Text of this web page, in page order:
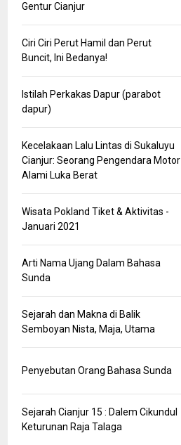
Gentur Cianjur
Ciri Ciri Perut Hamil dan Perut
Buncit, Ini Bedanya!
Istilah Perkakas Dapur (parabot
dapur)
Kecelakaan Lalu Lintas di Sukaluyu
Cianjur: Seorang Pengendara Motor
Alami Luka Berat
Wisata Pokland Tiket & Aktivitas -
Januari 2021
Arti Nama Ujang Dalam Bahasa
Sunda
Sejarah dan Makna di Balik
Semboyan Nista, Maja, Utama
Penyebutan Orang Bahasa Sunda
Sejarah Cianjur 15 : Dalem Cikundul
Keturunan Raja Talaga